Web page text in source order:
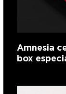
Amnesia
box